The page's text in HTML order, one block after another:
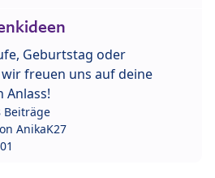
Geburtstag oder
freuen uns auf deine
Anlass!
Beiträge
AnikaK27